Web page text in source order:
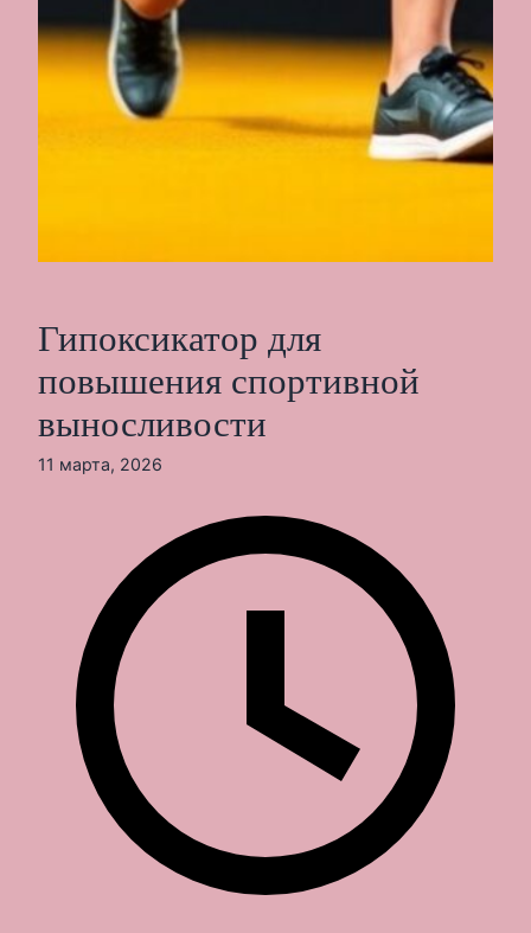
Гипоксикатор для
повышения спортивной
выносливости
11 марта, 2026